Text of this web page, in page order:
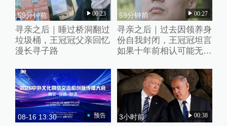
59分钟前 00:23
寻亲之后｜睡过桥洞翻过
垃圾桶，王冠冠父亲回忆
漫长寻子路
59分钟前 00:27
寻亲之后｜过去因领养身
份自我封闭，王冠冠坦言
如果十年前相认可能无法
08-16 13:30 预告 3小时前 00:38